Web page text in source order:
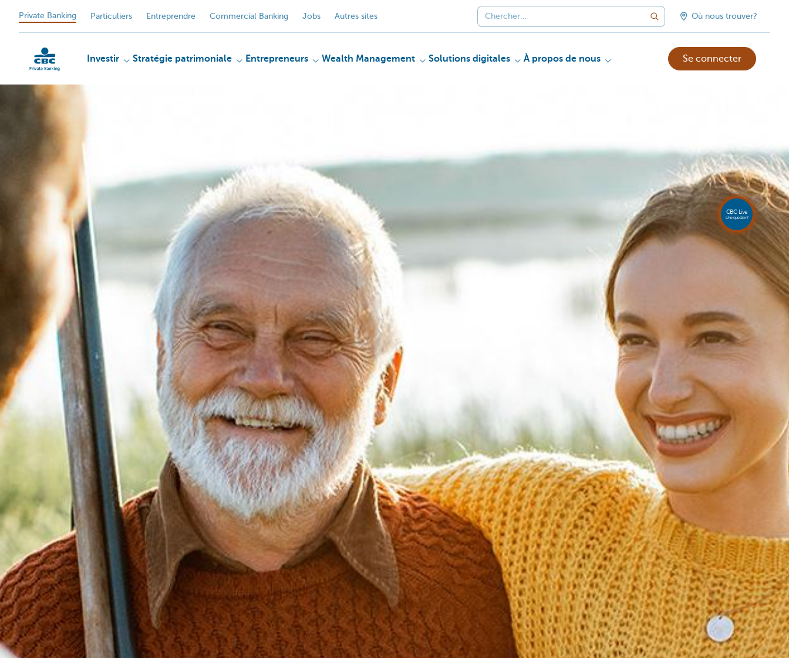
Private Banking Particuliers Entreprendre Commercial Banking Jobs Autres sites Où nous trouver?
Particulieren
Investir Stratégie patrimoniale Entrepreneurs Wealth Management Solutions digitales À propos de nous Se connecter
CBC Live
Une question?
CBC
Live
081 80
18 80